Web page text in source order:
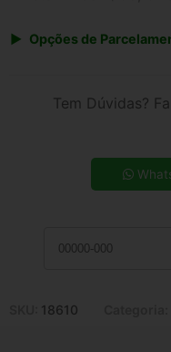
Opções de
2x de R$ 479,00
5x de R$ 199,91
6x de R$ 168,58
9x de R$ 116,38
Tem Dúvidas?
18610